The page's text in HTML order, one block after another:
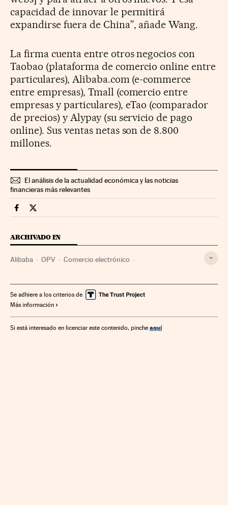
capacidad de innovar le permitirá
expandirse fuera de China”, añade Wang.
La firma cuenta entre otros negocios con
Taobao (plataforma de comercio online entre
particulares), Alibaba.com (e-commerce
entre empresas), Tmall (comercio entre
empresas y particulares), eTao (comparador
de precios) y Alypay (su servicio de pago
online). Sus ventas netas son de 8.800
millones.
El análisis de la actualidad económica y las noticias
financieras más relevantes
Mercados Financieros Cinco Días en Facebook
Mercados Financieros Cinco Días en Twitter
ARCHIVADO EN
Alibaba OPV Comercio electrónico
Mercados financieros Internet Empresas
Norteamérica
Telecomunicaciones Finanzas Comunicaciones
Se adhiere a los criterios de
Más información
Si está interesado en licenciar este contenido, pinche aquí